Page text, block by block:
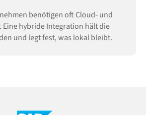
benötigen oft Cloud- und
Eine hybride Integration hält die
und legt fest, was lokal bleibt.